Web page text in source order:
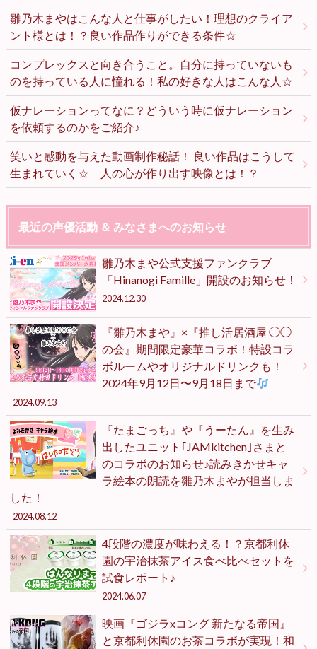
雛乃木まやはこんな人と仕事がしたい！理想のクライア
ント様とは！？良い作品作りができる条件☆
コンプレックスと向き合うこと。自分に持っていないも
のを持っている人に憧れる！私の好きな人はこんな人☆
仮ナレーションってなに？どういう時に仮ナレーション
を依頼するのかをご紹介♪
笑いと感動を与えた動画制作秘話！ 良い作品はこうして
生まれていく☆ 人の心が作り出す映像とは！？
最近の声優活動 ＆ みなさまへのお知らせ
雛乃木まや公式支援ファンクラブ
「Hinanogi Famille」開設のお知らせ！
2024.12.30
『雛乃木まや』×『推し活居酒屋 ◯◯
の会』期間限定豪華コラボ！特設コラ
ボルームやオリジナルドリンクも！
2024年9月12日〜9月18日まで
2024.09.13
『たまごっち』や『うーたん』を生み
出したユニット｢JAMkitchen｣さまと
のコラボのお知らせ♪読みきかせキャ
ラ絵本の朗読を雛乃木まやが担当しま
した！
2024.08.12
4段階の濃度が味わえる！？京都利休
園の宇治抹茶アイス食べ比べセットを
試食レポート♪
2024.06.07
映画『ゴジラxコング 新たなる帝国』
と京都利休園のお茶コラボが実現！和